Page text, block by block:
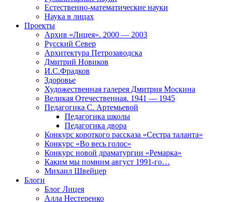
Естественно-математические науки
Наука в лицах
Проекты
Архив «Лицея». 2000 — 2003
Русский Север
Архитектура Петрозаводска
Дмитрий Новиков
И.С.Фрадков
Здоровье
Художественная галерея Дмитрия Москина
Великая Отечественная. 1941 — 1945
Педагогика С. Артемьевой
Педагогика школы
Педагогика двора
Конкурс короткого рассказа «Сестра таланта»
Конкурс «Во весь голос»
Конкурс новой драматургии «Ремарка»
Каким мы помним август 1991-го…
Михаил Швейцер
Блоги
Блог Лицея
Алла Нестеренко